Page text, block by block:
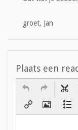
groet, Jan
Plaats een